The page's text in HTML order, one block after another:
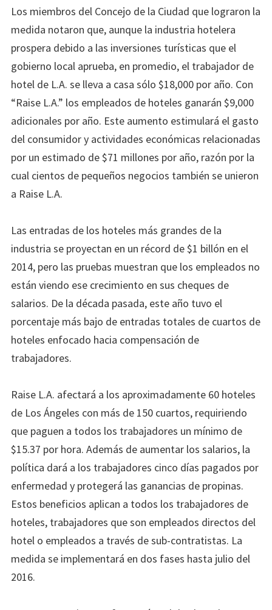
Los miembros del Concejo de la Ciudad que lograron la
medida notaron que, aunque la industria hotelera
prospera debido a las inversiones turísticas que el
gobierno local aprueba, en promedio, el trabajador de
hotel de L.A. se lleva a casa sólo $18,000 por año. Con
“Raise L.A.” los empleados de hoteles ganarán $9,000
adicionales por año. Este aumento estimulará el gasto
del consumidor y actividades económicas relacionadas
por un estimado de $71 millones por año, razón por la
cual cientos de pequeños negocios también se unieron
a Raise L.A.
Las entradas de los hoteles más grandes de la
industria se proyectan en un récord de $1 billón en el
2014, pero las pruebas muestran que los empleados no
están viendo ese crecimiento en sus cheques de
salarios. De la década pasada, este año tuvo el
porcentaje más bajo de entradas totales de cuartos de
hoteles enfocado hacia compensación de
trabajadores.
Raise L.A. afectará a los aproximadamente 60 hoteles
de Los Ángeles con más de 150 cuartos, requiriendo
que paguen a todos los trabajadores un mínimo de
$15.37 por hora. Además de aumentar los salarios, la
política dará a los trabajadores cinco días pagados por
enfermedad y protegerá las ganancias de propinas.
Estos beneficios aplican a todos los trabajadores de
hoteles, trabajadores que son empleados directos del
hotel o empleados a través de sub-contratistas. La
medida se implementará en dos fases hasta julio del
2016.